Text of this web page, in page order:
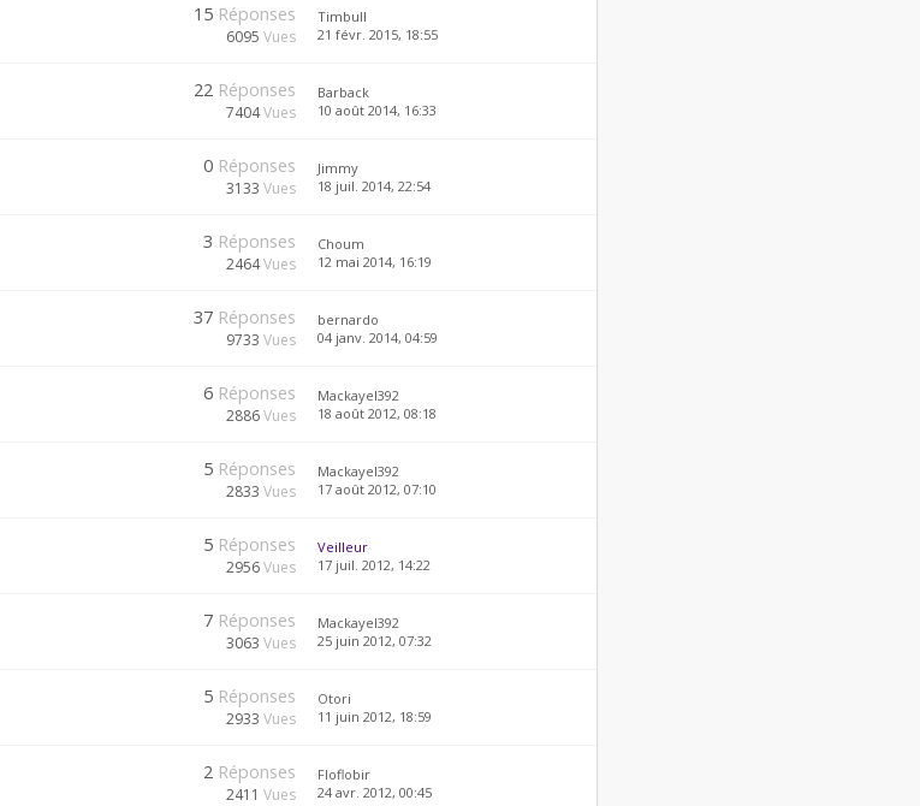
15 Réponses
6095 Vues
Timbull
21 févr. 2015, 18:55
22 Réponses
7404Vues
Barback
10 août 2014, 16:33
0 Réponses
3133 Vues
Jimmy
18 juil. 2014, 22:54
3 Réponses
2464Vues
Choum
12 mai 2014, 16:19
37 Réponses
9733 Vues
bernardo
04 janv. 2014, 04:59
6 Réponses
2886Vues
Mackayel392
18 août 2012, 08:18
5 Réponses
2833 Vues
Mackayel392
17 août 2012, 07:10
5 Réponses
2956Vues
Veilleur
17 juil. 2012, 14:22
7 Réponses
3063 Vues
Mackayel392
25 juin 2012, 07:32
5 Réponses
2933 Vues
Otori
11 juin 2012, 18:59
2 Réponses
2411 Vues
Floflobir
24 avr. 2012, 00:45